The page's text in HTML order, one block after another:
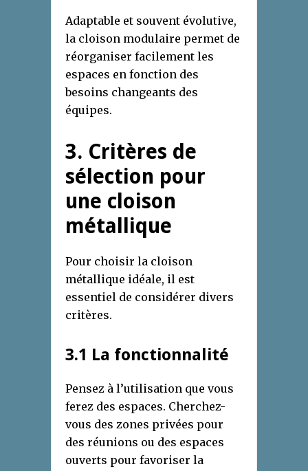
Adaptable et souvent évolutive,
la cloison modulaire permet de
réorganiser facilement les
espaces en fonction des
besoins changeants des
équipes.
3. Critères de
sélection pour
une cloison
métallique
Pour choisir la cloison
métallique idéale, il est
essentiel de considérer divers
critères.
3.1 La fonctionnalité
Pensez à l’utilisation que vous
ferez des espaces. Cherchez-
vous des zones privées pour
des réunions ou des espaces
ouverts pour favoriser la